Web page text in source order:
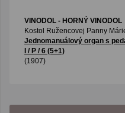
VINODOL - HORNÝ VINODOL
Kostol Ružencovej Panny
Jednomanuálový organ s
I / P / 6 (5+1)
(1907)